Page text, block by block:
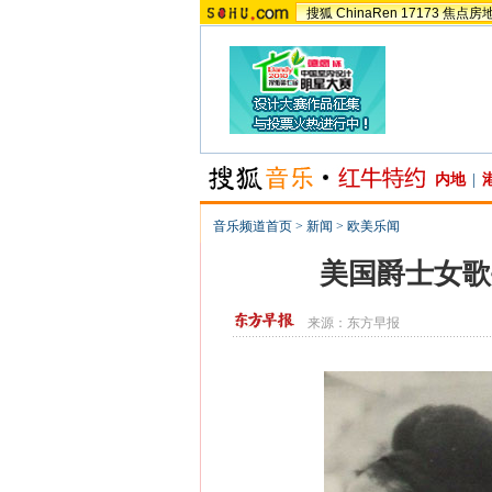
搜狐 ChinaRen 17173 焦点房
内地
音乐频道首页 > 新闻 > 欧美乐闻
美国爵士女
来源： 东方早报